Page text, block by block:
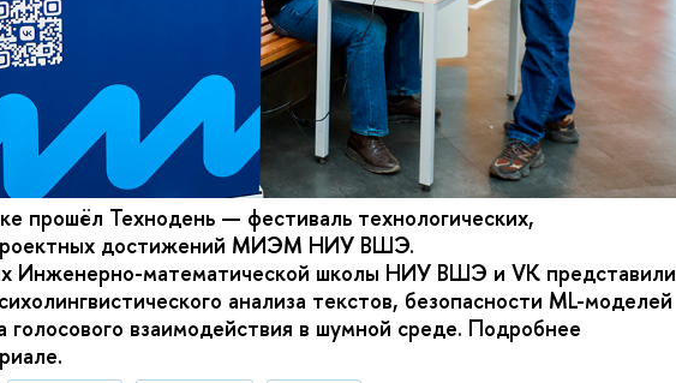
прошёл Технодень — фестиваль технологических,
достижений МИЭМ НИУ ВШЭ.
Инженерно-математической школы НИУ ВШЭ и VK представили
анализа текстов, безопасности ML-моделей
голосового взаимодействия в шумной среде. Подробнее